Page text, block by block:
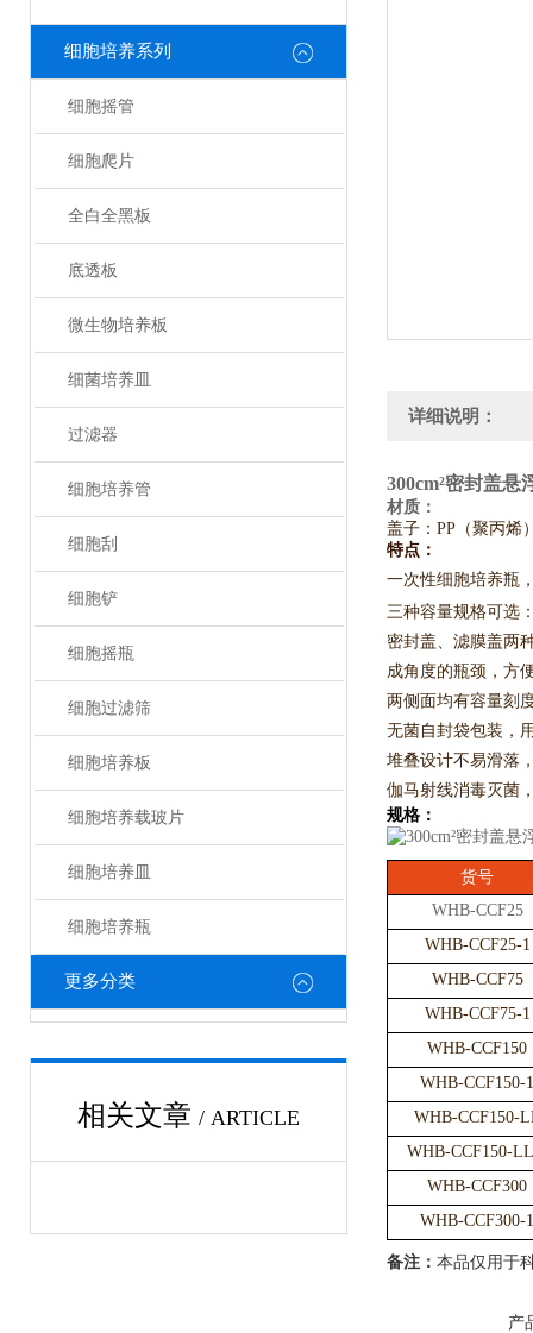
细胞培养系列
细胞摇管
细胞爬片
全白全黑板
底透板
微生物培养板
细菌培养皿
过滤器
细胞培养管
细胞刮
细胞铲
细胞摇瓶
细胞过滤筛
细胞培养板
细胞培养载玻片
细胞培养皿
细胞培养瓶
更多分类
相关文章 / ARTICLE
详细说明：
300cm²密封盖悬
材质：
盖子：PP（聚丙
特点：
一次性细胞培养瓶
三种容量规格可选
密封盖、滤膜盖两
成角度的瓶颈，方
两侧面均有容量刻
无菌自封袋包装，
堆叠设计不易滑落
伽马射线消毒灭菌
规格：
货号
WHB-CCF25
WHB-CCF25-1
WHB-CCF75
WHB-CCF75-1
WHB-CCF150
WHB-CCF150-1
WHB-CCF150-
WHB-CCF150-
WHB-CCF300
WHB-CCF300-1
备注： 本品仅用于
产